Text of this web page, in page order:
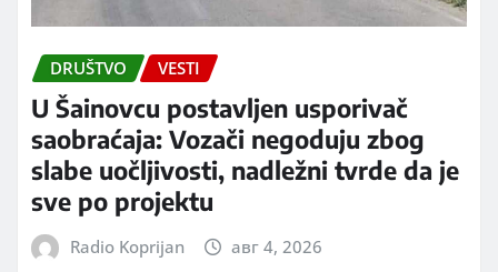
DRUŠTVO VESTI
U Šainovcu postavljen usporivač
saobraćaja: Vozači negoduju zbog
slabe uočljivosti, nadležni tvrde da je
sve po projektu
Radio Koprijan авг 4, 2026